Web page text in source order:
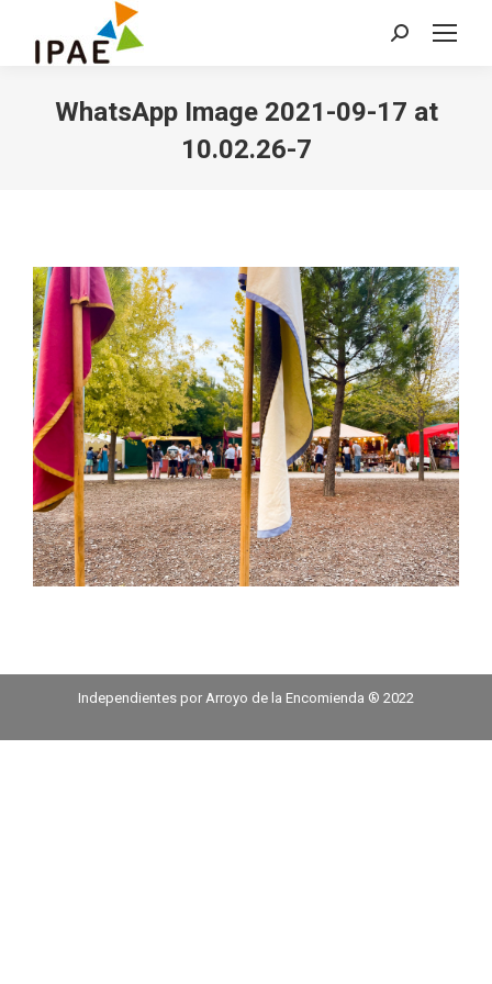
Buscar:
WhatsApp Image 2021-09-17 at
10.02.26-7
Independientes por Arroyo de la Encomienda ® 2022